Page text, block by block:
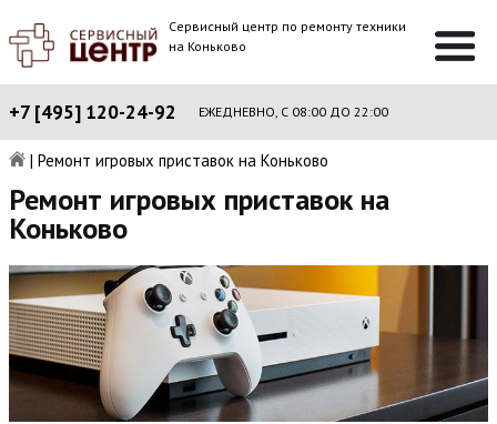
Сервисный центр по ремонту техники
на Коньково
+7 [495] 120-24-92 ЕЖЕДНЕВНО, С 08:00 ДО 22:00
| Ремонт игровых приставок на Коньково
Ремонт игровых приставок на
Коньково